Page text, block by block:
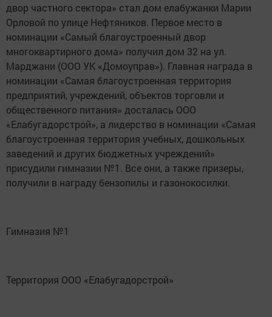
двор частного сектора» стал дом елабужанки Марии
Орловой по улице Нефтяников. Первое место в
номинации «Самый благоустроенный двор
многоквартирного дома» получил дом 32 на ул.
Марджани (ООО УК «Домоуправ»). Главная награда в
номинации «Самая благоустроенная территория
предприятий, учреждений, объектов торговли и
общественного питания» досталась ООО
«Елабугадорстрой», а лидерство в номинации «Самая
благоустроенная территория учебных, дошкольных
заведений и других бюджетных учреждений»
присудили гимназии №1. Все они, а также призеры,
получили в награду бензопилы и газонокосилки.
Гимназия №1
Территория ООО «Елабугадорстрой»